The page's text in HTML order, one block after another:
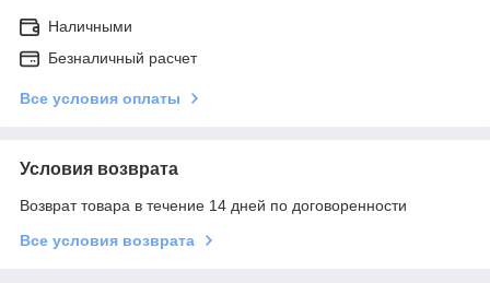
Наличными
Безналичный расчет
Все условия оплаты
Условия возврата
Возврат товара в течение 14 дней по договоренности
Все условия возврата